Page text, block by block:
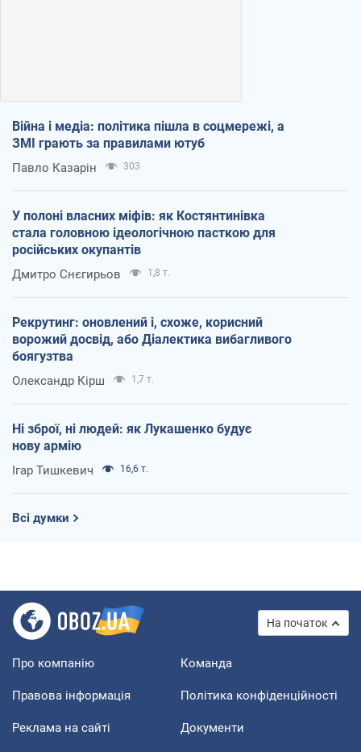
Війна і медіа: політика пішла в соцмережі, а
ЗМІ грають за правилами ютуб
Павло Казарін 303
У полоні власних міфів: як Костянтинівка
стала головною ідеологічною пасткою для
російських окупантів
Дмитро Снєгирьов 1,8 т.
Рекрутинг: оновлений і, схоже, корисний
ворожий досвід, або Діалектика вибагливого
боягузтва
Олександр Кірш 1,7 т.
Ні зброї, ні людей: як Лукашенко будує
нову армію
Ігар Тишкевич 16,6 т.
Всі думки
На початок
Про компанію Команда
Правова інформація Політика конфіденційності
Реклама на сайті Документи